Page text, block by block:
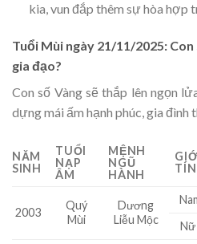
kia, vun đắp thêm sự hòa hợp
Tuổi Mùi ngày 21/11/2025:
gia đạo?
Con số Vàng sẽ thắp lên ngọn
dựng mái ấm hạnh phúc, gia đình
NĂM
SINH
TUỔI
NẠP
ÂM
MỆNH
NGŨ
HÀNH
2003
Quý
Mùi
Dương
Liễu Mộc
Nữ